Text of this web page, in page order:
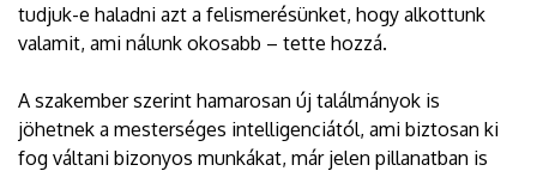
tudjuk-e haladni azt a felismerésünket, hogy alkottunk
valamit, ami nálunk okosabb – tette hozzá.
A szakember szerint hamarosan új találmányok is
jöhetnek a mesterséges intelligenciától, ami biztosan ki
fog váltani bizonyos munkákat, már jelen pillanatban is